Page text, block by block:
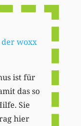
der woxx
ist für
das so
Sie
hier